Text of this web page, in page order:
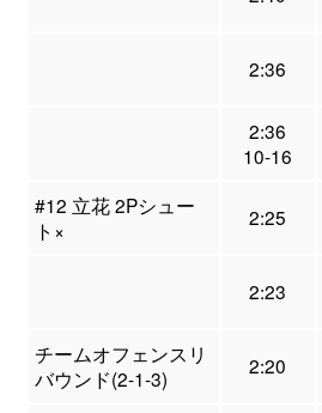
2:36
2:36
10-16
#12 立花 2Pシュー
ト×
2:25
2:23
チームオフェンスリ
バウンド(2-1-3)
2:20